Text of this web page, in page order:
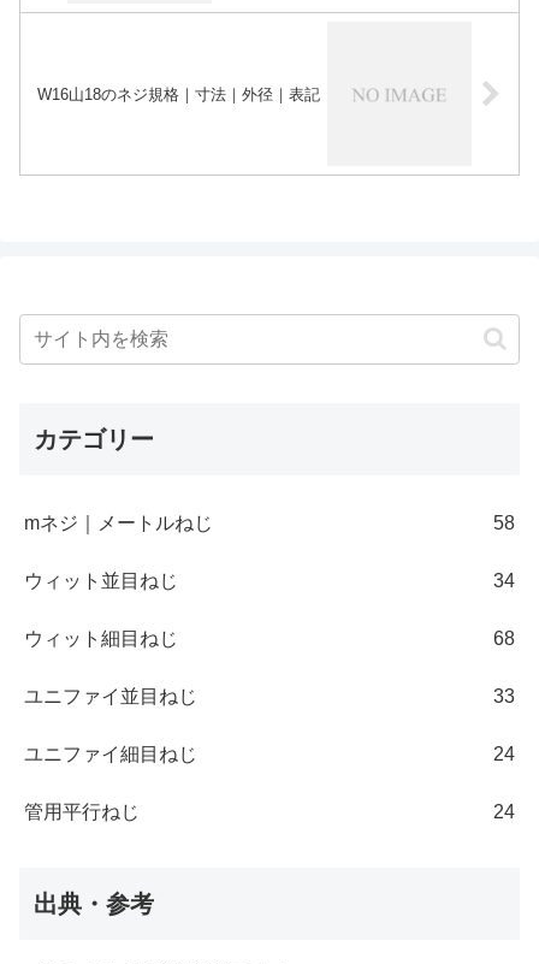
W16山18のネジ規格｜寸法｜外径｜表記
カテゴリー
mネジ｜メートルねじ 58
ウィット並目ねじ 34
ウィット細目ねじ 68
ユニファイ並目ねじ 33
ユニファイ細目ねじ 24
管用平行ねじ 24
出典・参考